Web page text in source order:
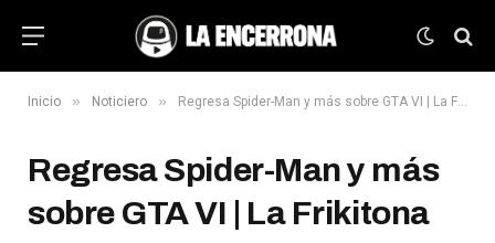
Inicio » Noticiero » Regresa Spider-Man y más sobre GTA VI | La Frikitona
Regresa Spider-Man y más
sobre GTA VI | La Frikitona